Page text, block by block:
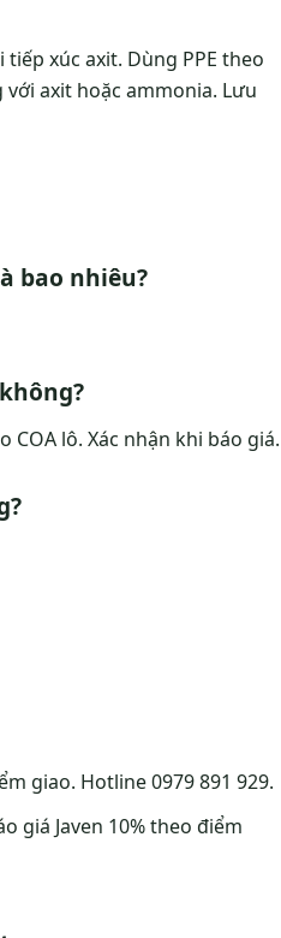
xúc axit. Dùng PPE theo
axit hoặc ammonia. Lưu
bao nhiêu?
COA lô. Xác nhận khi báo giá.
giao. Hotline 0979 891 929.
giá Javen 10% theo điểm